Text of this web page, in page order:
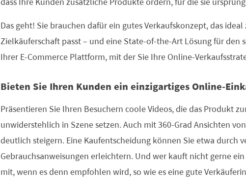
dass Ihre Kunden zusätzliche Produkte ordern, für die sie
Das geht! Sie brauchen dafür ein gutes Verkaufskonzept, das
Zielkäuferschaft passt – und eine State-of-the-Art Lösung für den
Ihrer E-Commerce Plattform, mit der Sie Ihre Online-
Bieten Sie Ihren Kunden ein einzigartiges Online-
Präsentieren Sie Ihren Besuchern coole Videos, die das Produkt
unwiderstehlich in Szene setzen. Auch mit 360-Grad Ansichten
deutlich steigern. Eine Kaufentscheidung können Sie etwa durch
Gebrauchsanweisungen erleichtern. Und wer kauft nicht gerne ein
mit, wenn es denn empfohlen wird, so wie es eine gute